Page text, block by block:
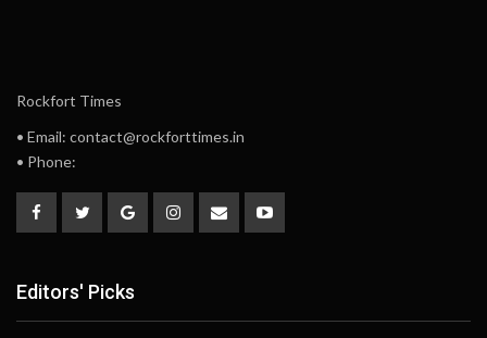
Rockfort Times
• Email: contact@rockforttimes.in
• Phone:
Editors' Picks